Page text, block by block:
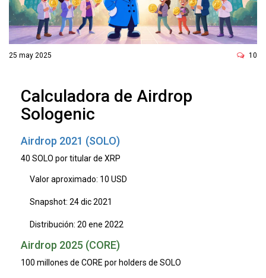
ó
n
25 may 2025 10
Calculadora de Airdrop
Sologenic
Airdrop 2021 (SOLO)
40 SOLO por titular de XRP
Valor aproximado: 10 USD
Snapshot: 24 dic 2021
Distribución: 20 ene 2022
Airdrop 2025 (CORE)
100 millones de CORE por holders de SOLO